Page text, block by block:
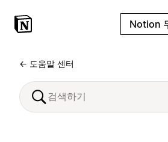
Notion
← 도움말 센터